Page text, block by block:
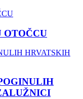
OTOČCU